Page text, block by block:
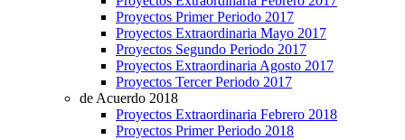
Proyectos Primer Periodo 2017
Proyectos Extraordinaria Mayo 2017
Proyectos Segundo Periodo 2017
Proyectos Extraordinaria Agosto 2017
Proyectos Tercer Periodo 2017
de Acuerdo 2018
Proyectos Extraordinaria Febrero 2018
Proyectos Primer Periodo 2018